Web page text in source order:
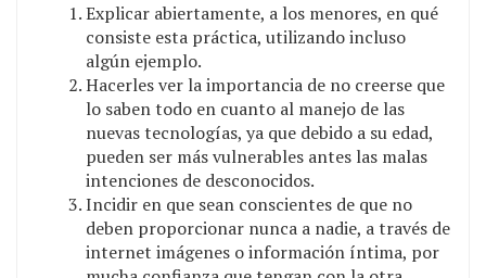
Explicar abiertamente, a los menores, en qué
consiste esta práctica, utilizando incluso
algún ejemplo.
Hacerles ver la importancia de no creerse que
lo saben todo en cuanto al manejo de las
nuevas tecnologías, ya que debido a su edad,
pueden ser más vulnerables antes las malas
intenciones de desconocidos.
Incidir en que sean conscientes de que no
deben proporcionar nunca a nadie, a través de
internet imágenes o información íntima, por